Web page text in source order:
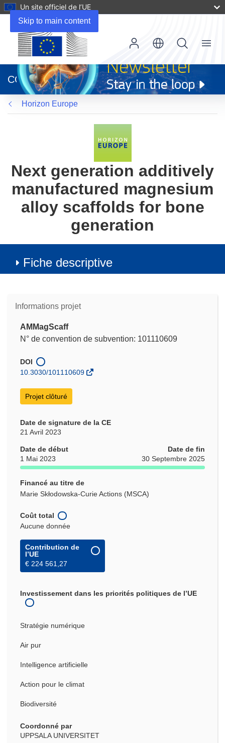
Skip to main content
Un site officiel de l’UE
dans
une
nouvelle
fenêtre)
CORDIS
Menu
Horizon Europe
Next generation additively
manufactured magnesium
alloy scaffolds for bone
generation
Fiche descriptive
Informations projet
AMMagScaff
N° de convention de subvention: 101110609
DOI
10.3030/101110609
Projet clôturé
Date de signature de la CE
21 Avril 2023
Date de début
1 Mai 2023
Date de fin
30 Septembre 2025
Financé au titre de
Marie Skłodowska-Curie Actions (MSCA)
Coût total
Aucune donnée
Contribution de
l’UE
€ 224 561,27
Investissement dans les priorités politiques de l’UE
Stratégie numérique
Air pur
Intelligence artificielle
Action pour le climat
Biodiversité
Coordonné par
UPPSALA UNIVERSITET